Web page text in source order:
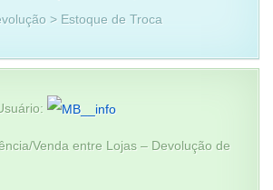
> Estoque de Troca
Venda entre Lojas – Devolução de